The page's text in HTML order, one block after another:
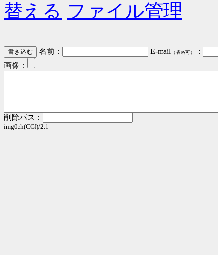
替える ファイル管理
名前： E-mail （省略可）
：
画像：
削除パス：
img0ch(CGI)/2.1